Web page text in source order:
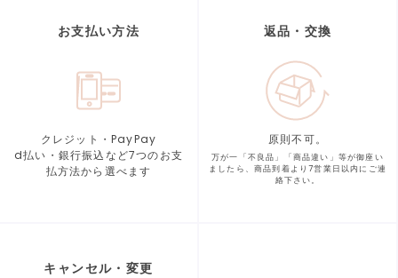
お支払い方法
クレジット・PayPay
d払い・銀行振込など7つのお支
払方法から選べます
返品・交換
原則不可。
万が一「不良品」「商品違い」等が御座い
ましたら、商品到着より7営業日以内にご連
絡下さい。
キャンセル・変更